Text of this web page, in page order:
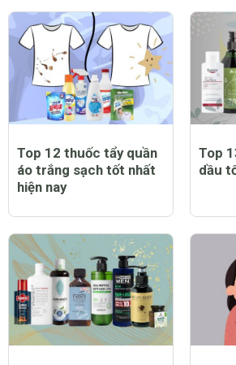
Top 12 thuốc tẩy quần
áo trắng sạch tốt nhất
hiện nay
Top
dầu